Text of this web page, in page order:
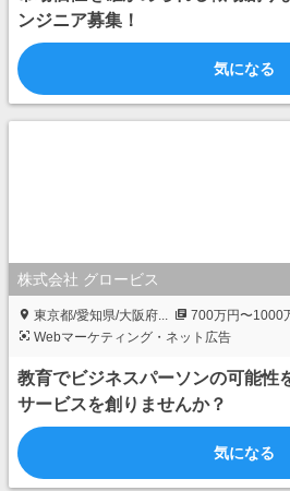
ンジニア募集！
気になる
株式会社 グロービス
東京都/愛知県/大阪府...
700万円〜1000
Webマーケティング・ネット広告
教育でビジネスパーソンの可能性
サービスを創りませんか？
気になる